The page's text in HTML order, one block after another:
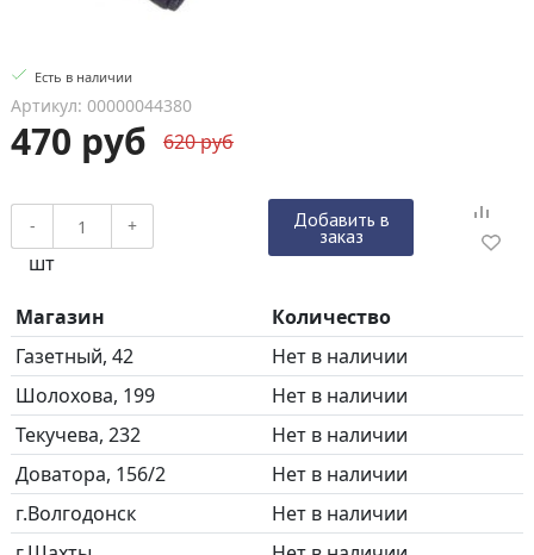
Есть в наличии
Артикул: 00000044380
470 руб 620 руб
- +
шт
Добавить в
заказ
Магазин
Количество
Газетный, 42
Нет в наличии
Шолохова, 199
Нет в наличии
Текучева, 232
Нет в наличии
Доватора, 156/2
Нет в наличии
г.Волгодонск
Нет в наличии